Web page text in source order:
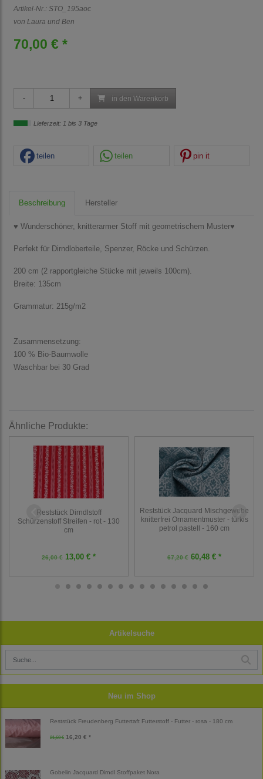
Artikelsuche
Neu im Shop
Reststück Freudenberg Futtertaft Futterstoff - Futter - rosa - 180 cm
21,60 € 16,20 € *
Gobelin Jacquard Dirndl Stoffpaket Nora
Artikel-Nr.: STO_195aoc
von Laura und Ben
70,00 € *
in den Warenkorb
Lieferzeit: 1 bis 3 Tage
teilen teilen pin it
Beschreibung Hersteller
♥ Wunderschöner, knitterarmer Stoff mit geometrischem Muster♥
Perfekt für Dirndloberteile, Spenzer, Röcke und Schürzen.
200 cm (2 rapportgleiche Stücke mit jeweils 100cm).
Breite: 135cm
Grammatur: 215g/m2
Zusammensetzung:
100 % Bio-Baumwolle
Waschbar bei 30 Grad
Ähnliche Produkte:
Reststück Dirndlstoff
Schürzenstoff Streifen - rot - 130
cm
26,00 € 13,00 € *
Reststück Jacquard Mischgewebe
knitterfrei Ornamentmuster - türkis
petrol pastell - 160 cm
67,20 € 60,48 € *